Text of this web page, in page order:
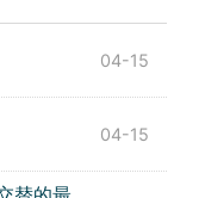
04-15
04-15